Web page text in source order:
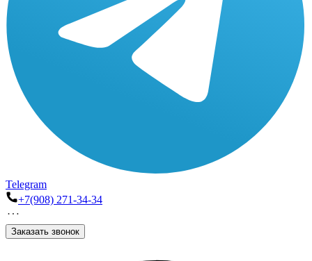
Telegram
+7(908) 271-34-34
Заказать звонок